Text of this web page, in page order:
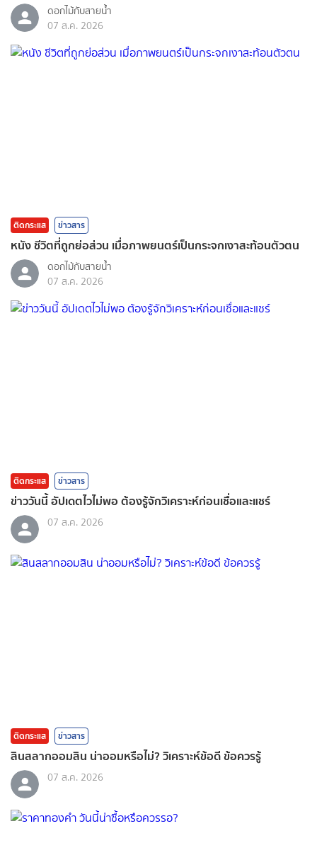
ดอกไม้กับสายน้ำ
07 ส.ค. 2026
ติดกระแส ข่าวสาร
หนัง ชีวิตที่ถูกย่อส่วน เมื่อภาพยนตร์เป็นกระจกเงาสะท้อนตัวตน
ดอกไม้กับสายน้ำ
07 ส.ค. 2026
ติดกระแส ข่าวสาร
ข่าววันนี้ อัปเดตไวไม่พอ ต้องรู้จักวิเคราะห์ก่อนเชื่อและแชร์
07 ส.ค. 2026
ติดกระแส ข่าวสาร
สินสลากออมสิน น่าออมหรือไม่? วิเคราะห์ข้อดี ข้อควรรู้
07 ส.ค. 2026